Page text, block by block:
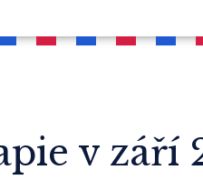
v září